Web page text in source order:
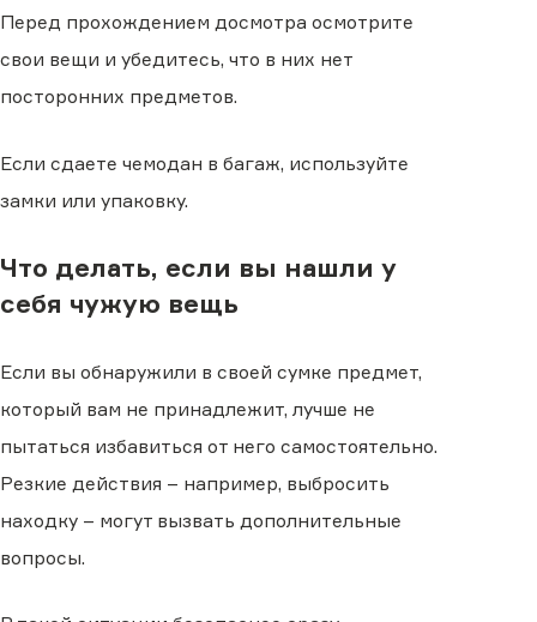
Перед прохождением досмотра осмотрите
свои вещи и убедитесь, что в них нет
посторонних предметов.
Если сдаете чемодан в багаж, используйте
замки или упаковку.
Что делать, если вы нашли у
себя чужую вещь
Если вы обнаружили в своей сумке предмет,
который вам не принадлежит, лучше не
пытаться избавиться от него самостоятельно.
Резкие действия – например, выбросить
находку – могут вызвать дополнительные
вопросы.